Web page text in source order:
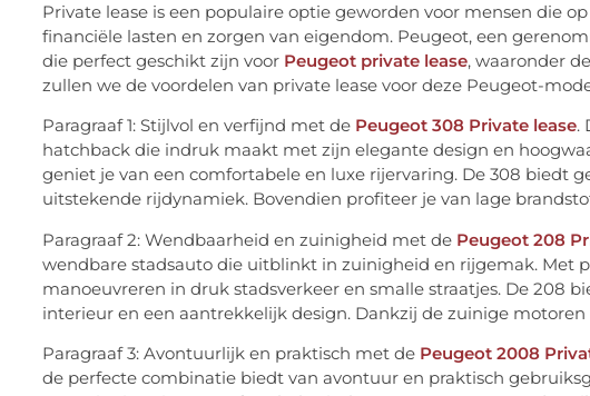
Private lease is een populaire optie geworden voor mensen die
financiële lasten en zorgen van eigendom. Peugeot, een
die perfect geschikt zijn voor Peugeot private lease, waaronder
zullen we de voordelen van private lease voor deze Peugeot-
Paragraaf 1: Stijlvol en verfijnd met de Peugeot 308 Private lease.
hatchback die indruk maakt met zijn elegante design en
geniet je van een comfortabele en luxe rijervaring. De 308 biedt
uitstekende rijdynamiek. Bovendien profiteer je van lage
Paragraaf 2: Wendbaarheid en zuinigheid met de Peugeot 208
wendbare stadsauto die uitblinkt in zuinigheid en rijgemak. Met
manoeuvreren in druk stadsverkeer en smalle straatjes. De 208
interieur en een aantrekkelijk design. Dankzij de zuinige
Paragraaf 3: Avontuurlijk en praktisch met de Peugeot 2008
de perfecte combinatie biedt van avontuur en praktisch